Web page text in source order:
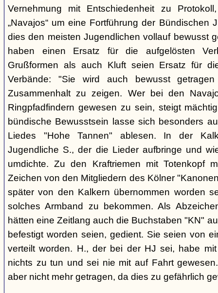
Vernehmung mit Entschiedenheit zu
„Navajos“ um eine Fortführung der Bündischen
dies den meisten Jugendlichen vollauf bewusst
haben einen Ersatz für die aufgelösten
Grußformen als auch Kluft seien Ersatz für
Verbände: "Sie wird auch bewusst
Zusammenhalt zu zeigen. Wer bei den
Ringpfadfindern gewesen zu sein, steigt
bündische Bewusstsein lasse sich besonders
Liedes "Hohe Tannen" ablesen. In der
Jugendliche S., der die Lieder aufbringe und
umdichte. Zu den Kraftriemen mit Totenkopf
Zeichen von den Mitgliedern des Kölner
später von den Kalkern übernommen worden
solches Armband zu bekommen. Als
hätten eine Zeitlang auch die Buchstaben "KN"
befestigt worden seien, gedient. Sie seien von
verteilt worden. H., der bei der HJ sei, habe
nichts zu tun und sei nie mit auf Fahrt
aber nicht mehr getragen, da dies zu gefährlich